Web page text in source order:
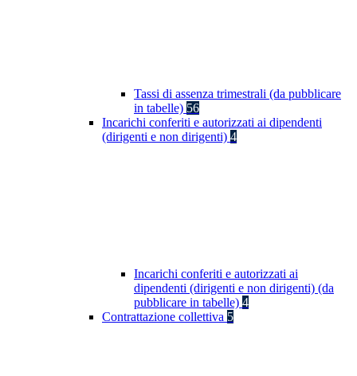
Tassi di assenza trimestrali (da pubblicare
in tabelle) 56
Incarichi conferiti e autorizzati ai dipendenti
(dirigenti e non dirigenti) 4
Incarichi conferiti e autorizzati ai
dipendenti (dirigenti e non dirigenti) (da
pubblicare in tabelle) 4
Contrattazione collettiva 5